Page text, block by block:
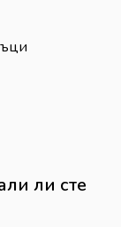
ли сте